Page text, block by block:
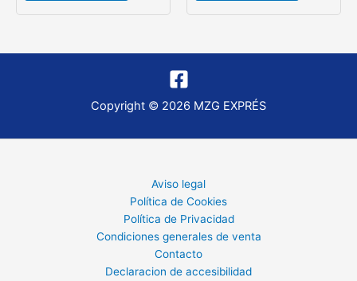
Copyright © 2026 MZG EXPRÉS
Aviso legal
Política de Cookies
Política de Privacidad
Condiciones generales de venta
Contacto
Declaracion de accesibilidad